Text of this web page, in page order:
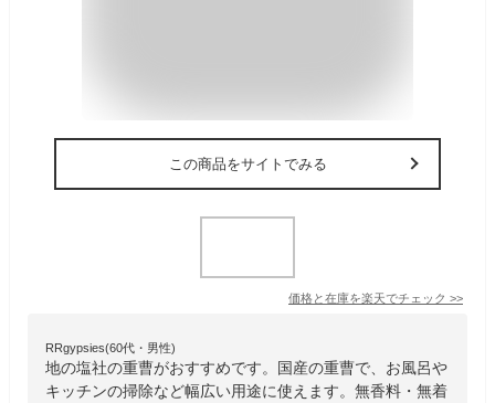
この商品をサイトでみる
価格と在庫を楽天でチェック >>
RRgypsies(60代・男性)
地の塩社の重曹がおすすめです。国産の重曹で、お風呂や
キッチンの掃除など幅広い用途に使えます。無香料・無着